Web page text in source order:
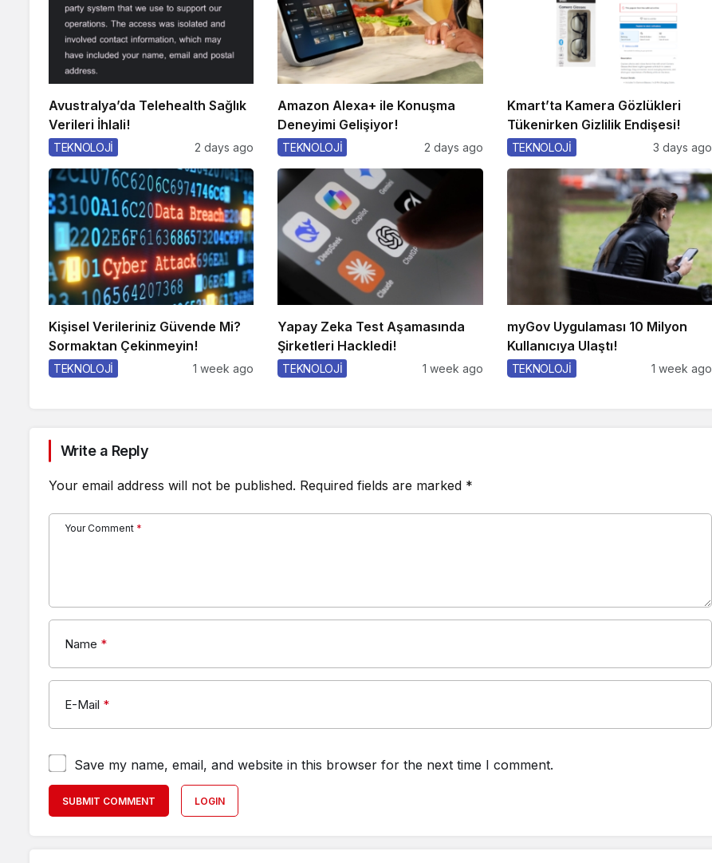
Avustralya’da Telehealth Sağlık
Verileri İhlali!
TEKNOLOJİ 2 days ago
Amazon Alexa+ ile Konuşma
Deneyimi Gelişiyor!
TEKNOLOJİ 2 days ago
Kmart’ta Kamera Gözlükleri
Tükenirken Gizlilik Endişesi!
TEKNOLOJİ 3 days ago
Kişisel Verileriniz Güvende Mi?
Sormaktan Çekinmeyin!
TEKNOLOJİ 1 week ago
Yapay Zeka Test Aşamasında
Şirketleri Hackledi!
TEKNOLOJİ 1 week ago
myGov Uygulaması 10 Milyon
Kullanıcıya Ulaştı!
TEKNOLOJİ 1 week ago
Write a Reply
Your email address will not be published. Required fields are marked *
Your Comment *
Name *
E-Mail *
Save my name, email, and website in this browser for the next time I comment.
SUBMIT COMMENT LOGIN